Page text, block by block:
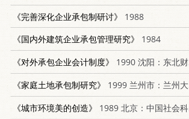
《完善深化企业承包制研讨》
1988
《国内外建筑企业承包管理研究》
1984
《对外承包企业会计制度》
1990 沈阳：东北财经大学出版社 781005306X
《家庭土地承包制研究》
1999 兰州市：兰州大学出版社 731101610X
《城市环境美的创造》
1989 北京：中国社会科学出版社 7500404735